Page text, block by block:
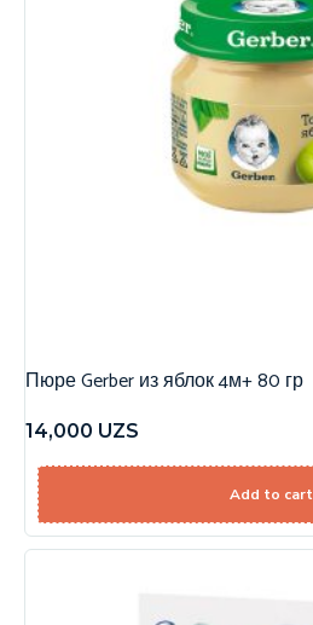
Пюре Gerber из яблок 4м+ 80 гр
14,000 UZS
Add to cart